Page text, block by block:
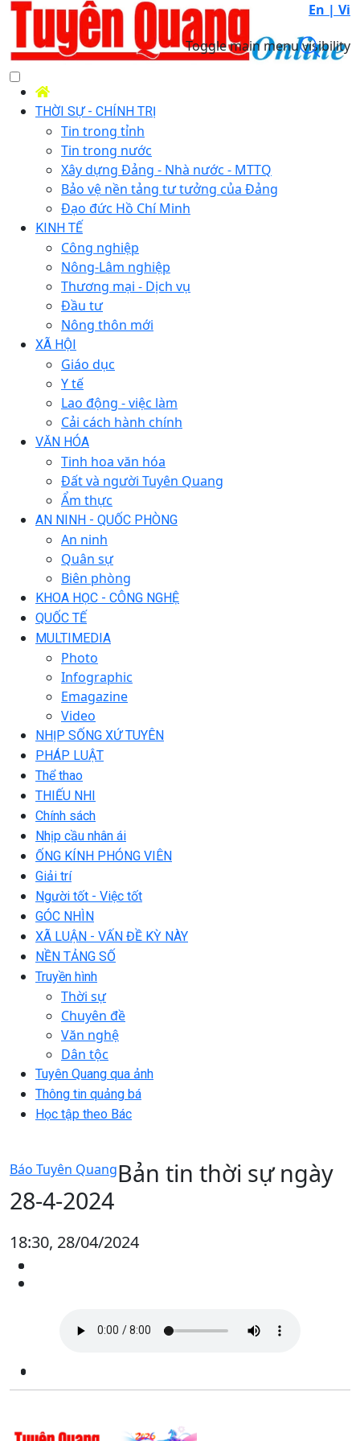
En | Vi
Toggle main menu visibility
THỜI SỰ - CHÍNH TRỊ
Tin trong tỉnh
Tin trong nước
Xây dựng Đảng - Nhà nước - MTTQ
Bảo vệ nền tảng tư tưởng của Đảng
Đạo đức Hồ Chí Minh
KINH TẾ
Công nghiệp
Nông-Lâm nghiệp
Thương mại - Dịch vụ
Đầu tư
Nông thôn mới
XÃ HỘI
Giáo dục
Y tế
Lao động - việc làm
Cải cách hành chính
VĂN HÓA
Tinh hoa văn hóa
Đất và người Tuyên Quang
Ẩm thực
AN NINH - QUỐC PHÒNG
An ninh
Quân sự
Biên phòng
KHOA HỌC - CÔNG NGHỆ
QUỐC TẾ
MULTIMEDIA
Photo
Infographic
Emagazine
Video
NHỊP SỐNG XỨ TUYÊN
PHÁP LUẬT
Thể thao
THIẾU NHI
Chính sách
Nhịp cầu nhân ái
ỐNG KÍNH PHÓNG VIÊN
Giải trí
Người tốt - Việc tốt
GÓC NHÌN
XÃ LUẬN - VẤN ĐỀ KỲ NÀY
NỀN TẢNG SỐ
Truyền hình
Thời sự
Chuyên đề
Văn nghệ
Dân tộc
Tuyên Quang qua ảnh
Thông tin quảng bá
Học tập theo Bác
Báo Tuyên QuangBản tin thời sự ngày
28-4-2024
18:30, 28/04/2024